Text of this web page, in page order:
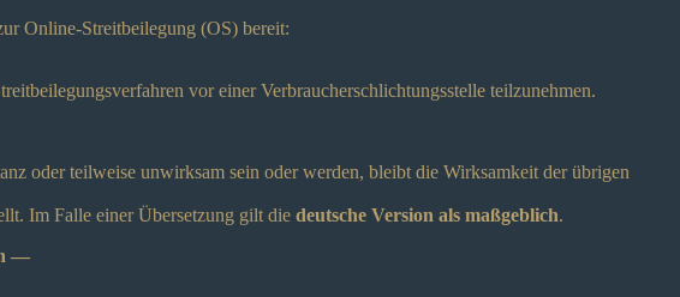
Online-Streitbeilegung (OS) bereit:
vor einer Verbraucherschlichtungsstelle teilzunehmen.
oder teilweise unwirksam sein oder werden, bleibt die Wirksamkeit der übrigen
Im Falle einer Übersetzung gilt die deutsche Version als maßgeblich.
—